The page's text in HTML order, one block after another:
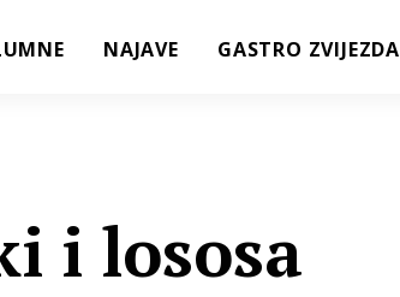
NAJAVE GASTRO ZVIJEZDA
i lososa